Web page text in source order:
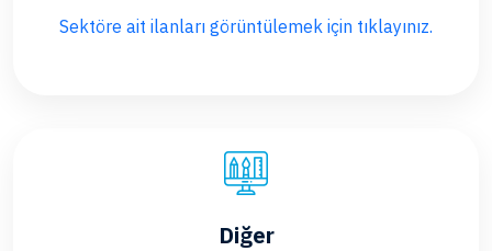
Sektöre ait ilanları görüntülemek için tıklayınız.
Diğer